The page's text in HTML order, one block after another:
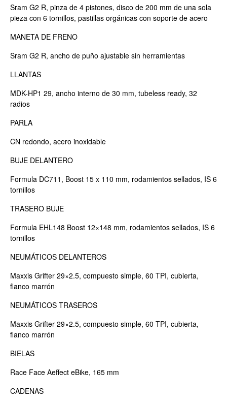
Sram G2 R, pinza de 4 pistones, disco de 200 mm de una sola
pieza con 6 tornillos, pastillas orgánicas con soporte de acero
MANETA DE FRENO
Sram G2 R, ancho de puño ajustable sin herramientas
LLANTAS
MDK-HP1 29, ancho interno de 30 mm, tubeless ready, 32
radios
PARLA
CN redondo, acero inoxidable
BUJE DELANTERO
Formula DC711, Boost 15 x 110 mm, rodamientos sellados, IS 6
tornillos
TRASERO BUJE
Formula EHL148 Boost 12×148 mm, rodamientos sellados, IS 6
tornillos
NEUMÁTICOS DELANTEROS
Maxxis Grifter 29×2.5, compuesto simple, 60 TPI, cubierta,
flanco marrón
NEUMÁTICOS TRASEROS
Maxxis Grifter 29×2.5, compuesto simple, 60 TPI, cubierta,
flanco marrón
BIELAS
Race Face Aeffect eBike, 165 mm
CADENAS